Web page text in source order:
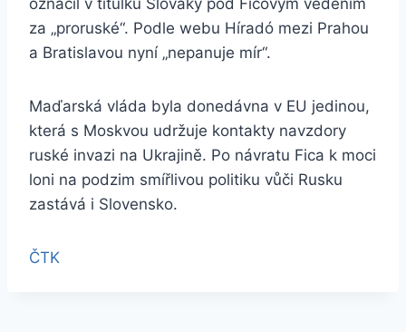
označil v titulku Slováky pod Ficovým vedením
za „proruské“. Podle webu Híradó mezi Prahou
a Bratislavou nyní „nepanuje mír“.
Maďarská vláda byla donedávna v EU jedinou,
která s Moskvou udržuje kontakty navzdory
ruské invazi na Ukrajině. Po návratu Fica k moci
loni na podzim smířlivou politiku vůči Rusku
zastává i Slovensko.
ČTK